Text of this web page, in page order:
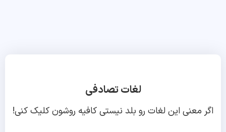
لغات تصادفی
اگر معنی این لغات رو بلد نیستی کافیه روشون کلیک کنی!